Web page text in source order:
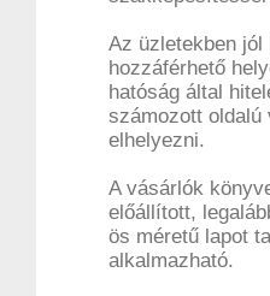
Az üzletekben jól
hozzáférhető
hatóság által
számozott oldalú
elhelyezni.
A vásárlók
előállított,
ös méretű lapot
alkalmazható.